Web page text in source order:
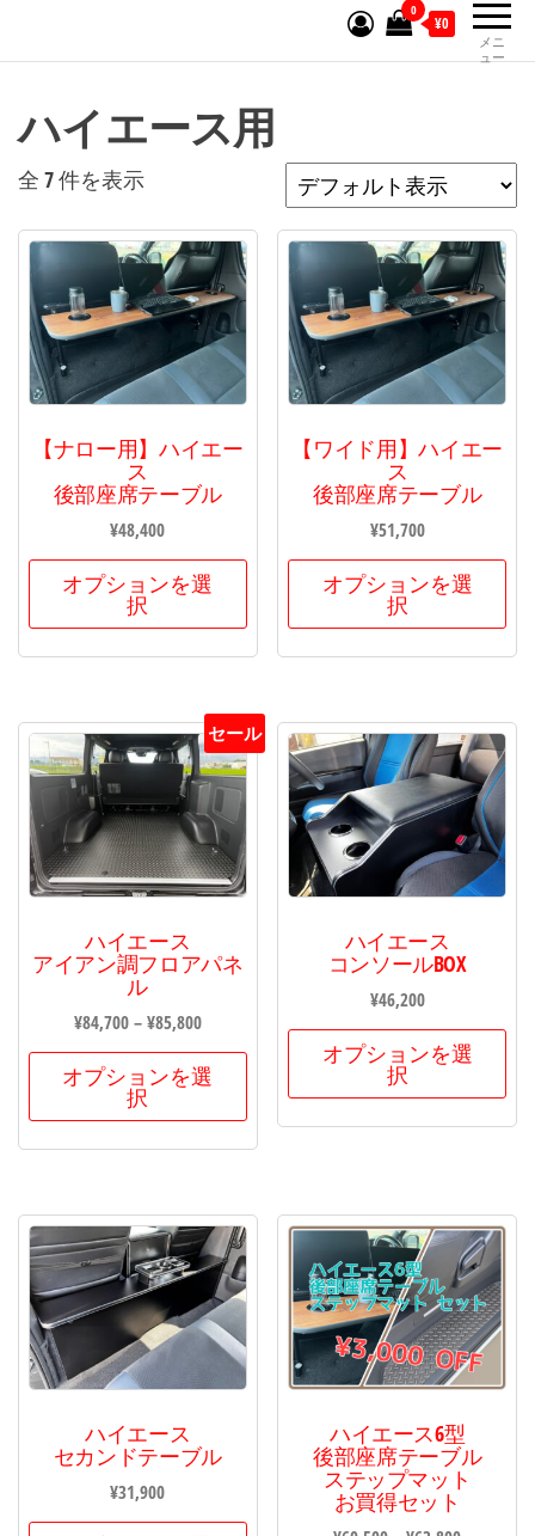
メニ
ュー
0
¥0
ハイエース用
全 7 件を表示
【ナロー用】ハイエー
ス
後部座席テーブル
¥48,400
オプションを選
択
【ワイド用】ハイエー
ス
後部座席テーブル
¥51,700
オプションを選
択
セール
ハイエース
アイアン調フロアパネ
ル
¥84,700–¥85,800
オプションを選
択
ハイエース
コンソールBOX
¥46,200
オプションを選
択
ハイエース
セカンドテーブル
¥31,900
ハイエース6型
後部座席テーブル
ステップマット
お買得セット